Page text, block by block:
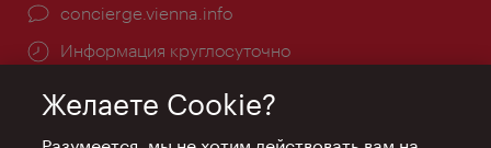
concierge.vienna.info
Информация круглосуточно
Желаете Cookie?